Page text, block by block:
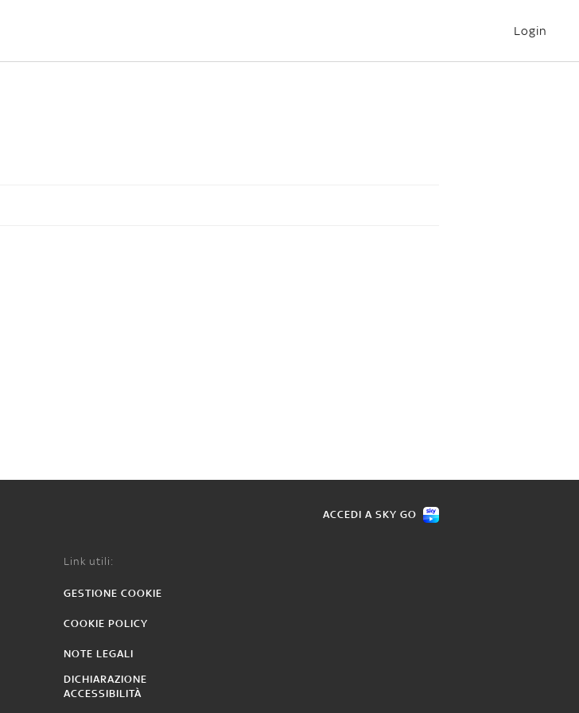
Login
ACCEDI A SKY GO
Link utili:
GESTIONE COOKIE
COOKIE POLICY
NOTE LEGALI
DICHIARAZIONE
ACCESSIBILITÀ